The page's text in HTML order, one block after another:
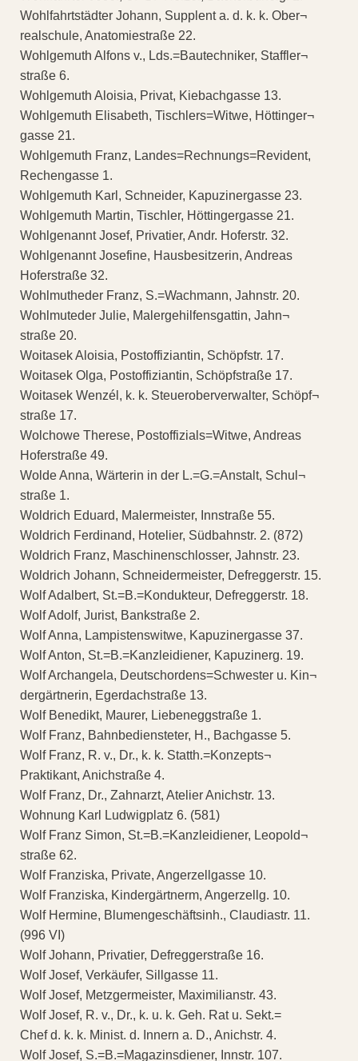
Wohlfahrtstädter Johann, Supplent a. d. k. k. Ober¬
realschule, Anatomiestraße 22.
Wohlgemuth Alfons v., Lds.=Bautechniker, Staffler¬
straße 6.
Wohlgemuth Aloisia, Privat, Kiebachgasse 13.
Wohlgemuth Elisabeth, Tischlers=Witwe, Höttinger¬
gasse 21.
Wohlgemuth Franz, Landes=Rechnungs=Revident,
Rechengasse 1.
Wohlgemuth Karl, Schneider, Kapuzinergasse 23.
Wohlgemuth Martin, Tischler, Höttingergasse 21.
Wohlgenannt Josef, Privatier, Andr. Hoferstr. 32.
Wohlgenannt Josefine, Hausbesitzerin, Andreas
Hoferstraße 32.
Wohlmutheder Franz, S.=Wachmann, Jahnstr. 20.
Wohlmuteder Julie, Malergehilfensgattin, Jahn¬
straße 20.
Woitasek Aloisia, Postoffiziantin, Schöpfstr. 17.
Woitasek Olga, Postoffiziantin, Schöpfstraße 17.
Woitasek Wenzél, k. k. Steueroberverwalter, Schöpf¬
straße 17.
Wolchowe Therese, Postoffizials=Witwe, Andreas
Hoferstraße 49.
Wolde Anna, Wärterin in der L.=G.=Anstalt, Schul¬
straße 1.
Woldrich Eduard, Malermeister, Innstraße 55.
Woldrich Ferdinand, Hotelier, Südbahnstr. 2. (872)
Woldrich Franz, Maschinenschlosser, Jahnstr. 23.
Woldrich Johann, Schneidermeister, Defreggerstr. 15.
Wolf Adalbert, St.=B.=Kondukteur, Defreggerstr. 18.
Wolf Adolf, Jurist, Bankstraße 2.
Wolf Anna, Lampistenswitwe, Kapuzinergasse 37.
Wolf Anton, St.=B.=Kanzleidiener, Kapuzinerg. 19.
Wolf Archangela, Deutschordens=Schwester u. Kin¬
dergärtnerin, Egerdachstraße 13.
Wolf Benedikt, Maurer, Liebeneggstraße 1.
Wolf Franz, Bahnbediensteter, H., Bachgasse 5.
Wolf Franz, R. v., Dr., k. k. Statth.=Konzepts¬
Praktikant, Anichstraße 4.
Wolf Franz, Dr., Zahnarzt, Atelier Anichstr. 13.
Wohnung Karl Ludwigplatz 6. (581)
Wolf Franz Simon, St.=B.=Kanzleidiener, Leopold¬
straße 62.
Wolf Franziska, Private, Angerzellgasse 10.
Wolf Franziska, Kindergärtnerm, Angerzellg. 10.
Wolf Hermine, Blumengeschäftsinh., Claudiastr. 11.
(996 VI)
Wolf Johann, Privatier, Defreggerstraße 16.
Wolf Josef, Verkäufer, Sillgasse 11.
Wolf Josef, Metzgermeister, Maximilianstr. 43.
Wolf Josef, R. v., Dr., k. u. k. Geh. Rat u. Sekt.=
Chef d. k. k. Minist. d. Innern a. D., Anichstr. 4.
Wolf Josef, S.=B.=Magazinsdiener, Innstr. 107.